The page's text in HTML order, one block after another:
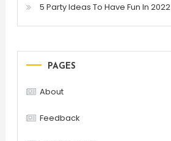
5 Party Ideas To Have Fun In 2022
PAGES
About
Feedback